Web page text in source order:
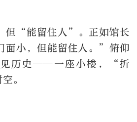
但“能留住人”。正如馆长
面小，但能留住人。”俯仰
见历史——一座小楼，“折
。